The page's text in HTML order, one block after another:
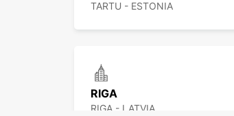
TARTU - ESTONIA
RIGA
RIGA - LATVIA